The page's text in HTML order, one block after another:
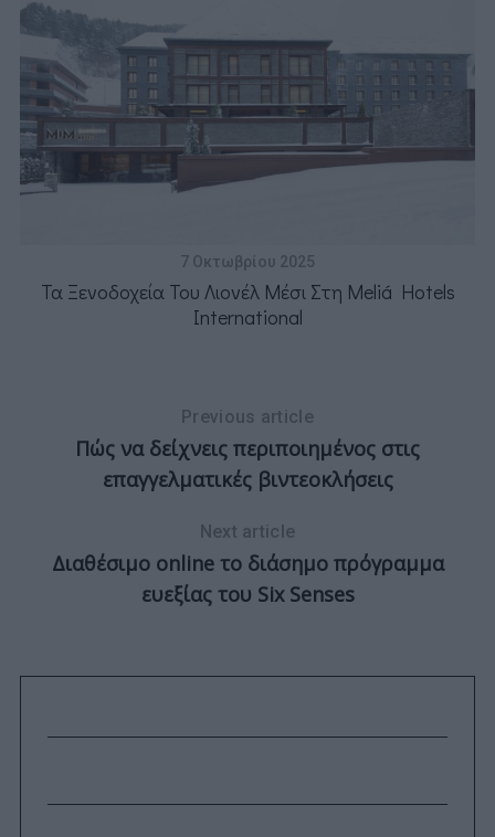
7 Οκτωβρίου 2025
Τα Ξενοδοχεία Του Λιονέλ Μέσι Στη Meliá Hotels
International
Previous article
Πώς να δείχνεις περιποιημένος στις
επαγγελματικές βιντεοκλήσεις
Next article
Διαθέσιμο online το διάσημο πρόγραμμα
ευεξίας του Six Senses